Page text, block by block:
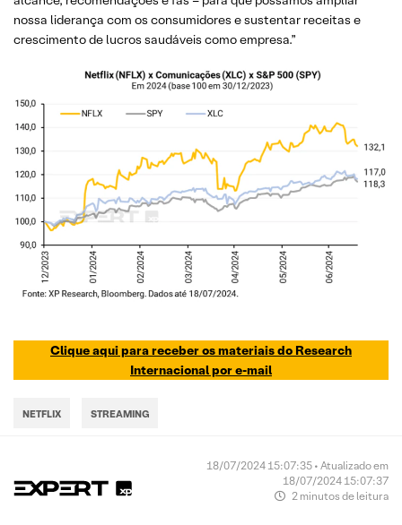
nossa liderança com os consumidores e sustentar receitas ​​e
crescimento de lucros saudáveis como empresa.”
Clique aqui para receber os materiais do Research
Internacional por e-mail
NETFLIX STREAMING
18/07/2024 15:07:35 • Atualizado em
18/07/2024 15:07:37
2 minutos de leitura